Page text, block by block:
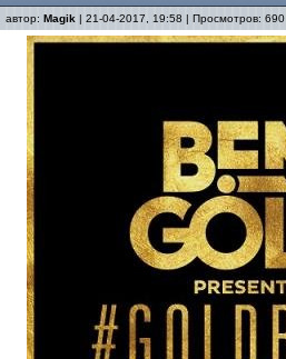
автор: Magik | 21-04-2017, 19:58 | Просмотров: 690